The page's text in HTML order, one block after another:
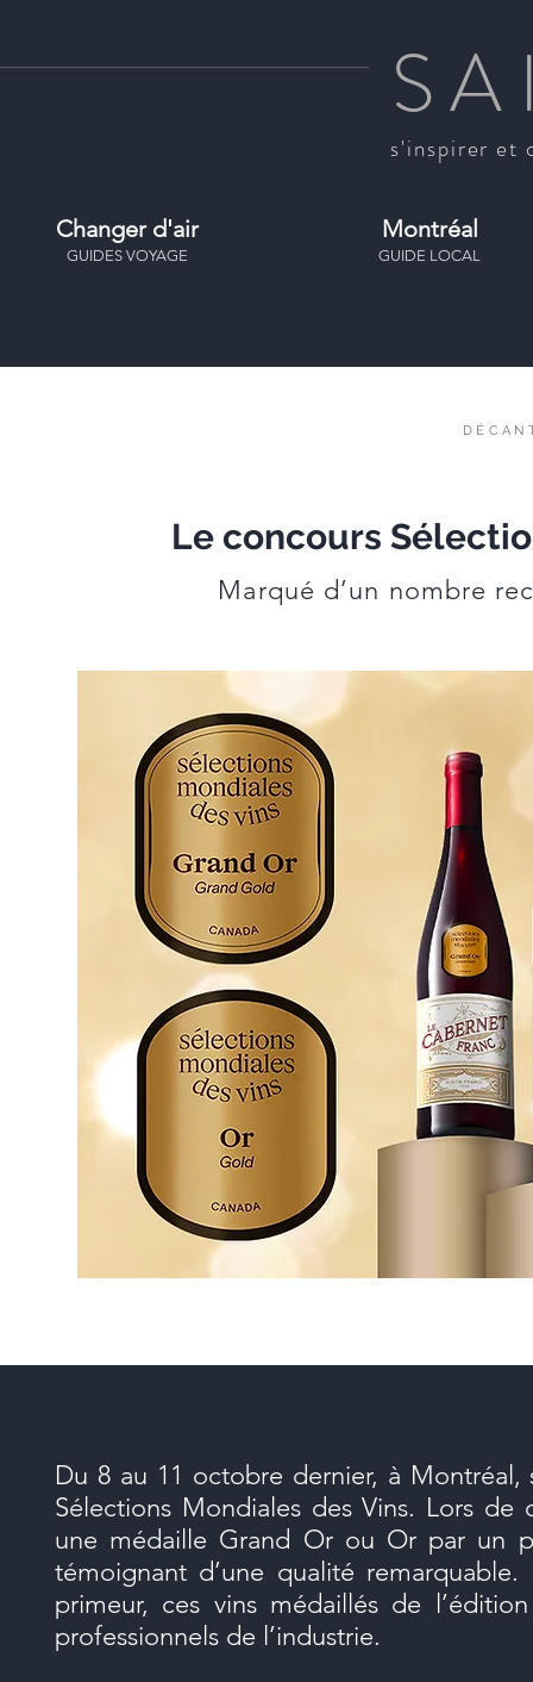
s'inspirer et
Changer d'air Montréal
GUIDE LOCAL
GUIDES VOYAGE
Le concours
Marqué d’un nombre
Du 8 au 11 octobre dernier, à
Sélections Mondiales des Vins. Lors
une médaille Grand Or ou Or par un
témoignant d’une qualité
primeur, ces vins médaillés de
professionnels de l’industrie.